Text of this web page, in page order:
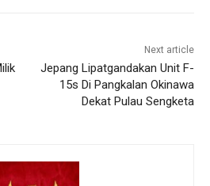
Next article
Jepang Lipatgandakan Unit F-
15s Di Pangkalan Okinawa
Dekat Pulau Sengketa